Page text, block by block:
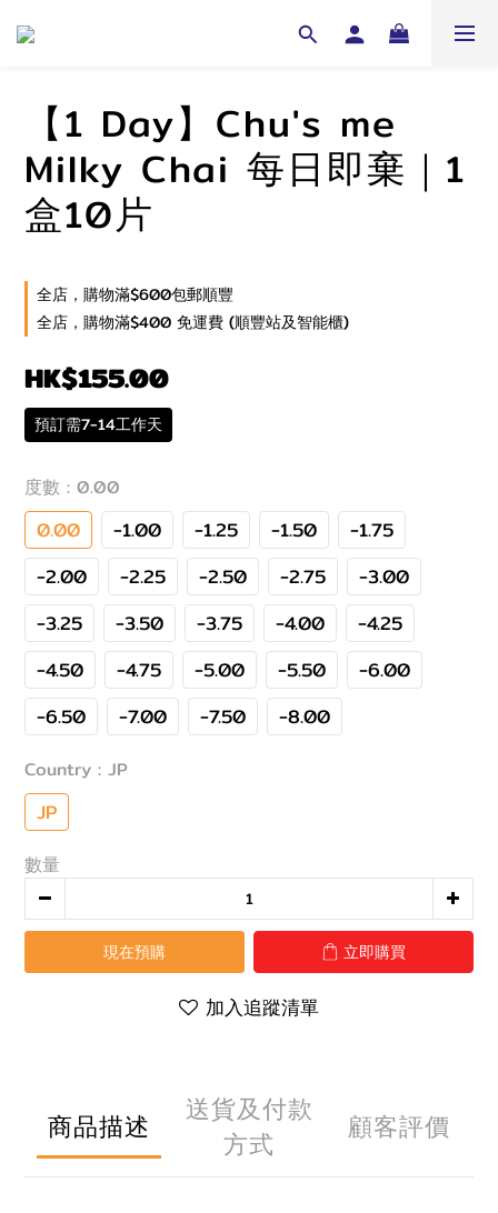
【1 Day】Chu's me
Milky Chai 每日即棄｜1
盒10片
全店，購物滿$600包郵順豐
全店，購物滿$400 免運費 (順豐站及智能櫃)
HK$155.00
預訂需7-14工作天
度數 : 0.00
0.00 -1.00 -1.25 -1.50
-1.75
-2.00
-2.25 -2.50 -2.75
-3.00
-3.25
-3.50 -3.75 -4.00
-4.25
-4.50
-4.75 -5.00 -5.50
-6.00
-6.50
-7.00 -7.50 -8.00
Country : JP
JP
數量
現在預購 立即購買
加入追蹤清單
商品描述
送貨及付款
方式
顧客評價